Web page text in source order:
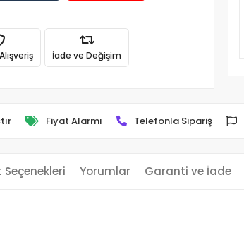
İade ve Değişim
Fiyat Alarmı Telefonla Sipariş
Seçenekleri Yorumlar Garanti ve İade